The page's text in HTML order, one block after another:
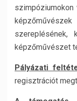
szereplésének,
képzőművészet
Pályázati
regisztrációt